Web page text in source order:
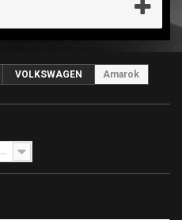
VOLKSWAGEN Amarok
Referencia: más bajo primero